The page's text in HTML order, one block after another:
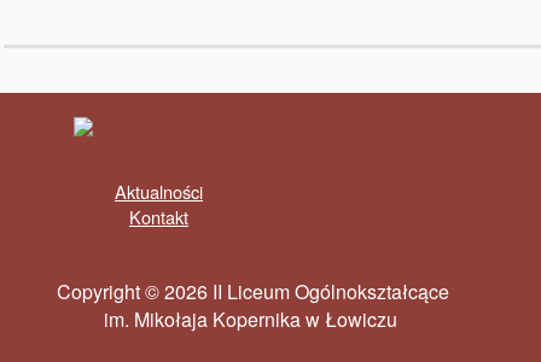
Aktualności
Kontakt
Copyright © 2026 II Liceum Ogólnokształcące
im. Mikołaja Kopernika w Łowiczu